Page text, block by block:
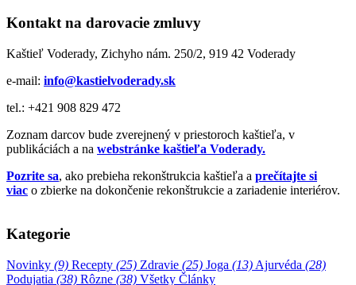
Kontakt na darovacie zmluvy
Kaštieľ Voderady, Zichyho nám. 250/2, 919 42 Voderady
e-mail: info@kastielvoderady.sk
tel.: +421 908 829 472
Zoznam darcov bude zverejnený v priestoroch kaštieľa, v
publikáciách a na webstránke kaštieľa Voderady.
Pozrite sa, ako prebieha rekonštrukcia kaštieľa a prečítajte si
viac o zbierke na dokončenie rekonštrukcie a zariadenie interiérov.
Kategorie
Novinky (9) Recepty (25) Zdravie (25) Joga (13) Ajurvéda (28)
Podujatia (38) Rôzne (38) Všetky Články